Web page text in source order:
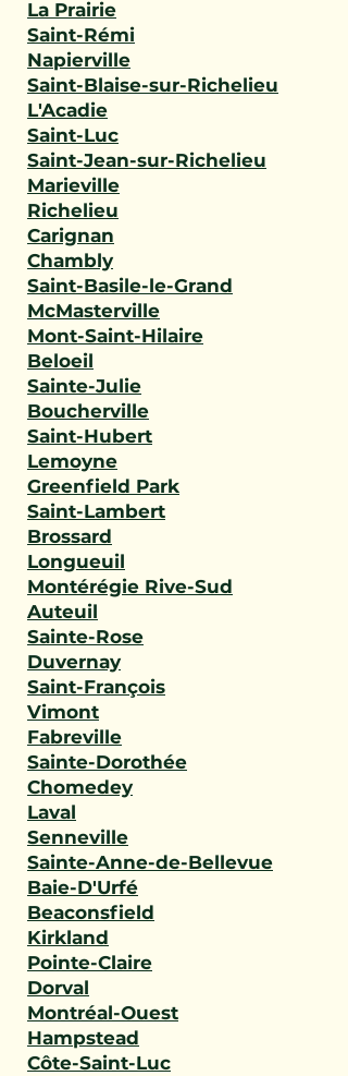
La Prairie
Saint-Rémi
Napierville
Saint-Blaise-sur-Richelieu
L'Acadie
Saint-Luc
Saint-Jean-sur-Richelieu
Marieville
Richelieu
Carignan
Chambly
Saint-Basile-le-Grand
McMasterville
Mont-Saint-Hilaire
Beloeil
Sainte-Julie
Boucherville
Saint-Hubert
Lemoyne
Greenfield Park
Saint-Lambert
Brossard
Longueuil
Montérégie Rive-Sud
Auteuil
Sainte-Rose
Duvernay
Saint-François
Vimont
Fabreville
Sainte-Dorothée
Chomedey
Laval
Senneville
Sainte-Anne-de-Bellevue
Baie-D'Urfé
Beaconsfield
Kirkland
Pointe-Claire
Dorval
Montréal-Ouest
Hampstead
Côte-Saint-Luc